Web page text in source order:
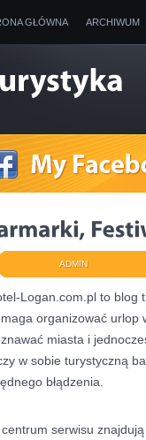
GŁÓWNA ARCHIWUM
ADMIN
Logan.com.pl to blog
organizować urlop
miasta i
w sobie turystyczną
błądzenia.
serwisu